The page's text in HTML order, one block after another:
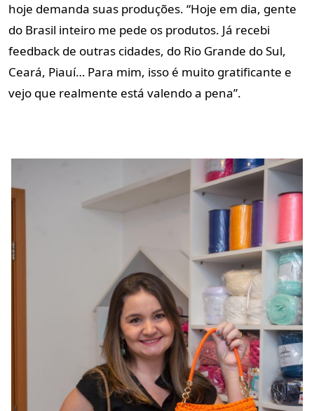
hoje demanda suas produções. “Hoje em dia, gente
do Brasil inteiro me pede os produtos. Já recebi
feedback de outras cidades, do Rio Grande do Sul,
Ceará, Piauí… Para mim, isso é muito gratificante e
vejo que realmente está valendo a pena”.